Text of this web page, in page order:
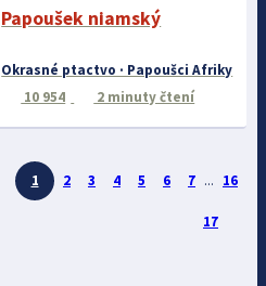
Papoušek niamský
Okrasné ptactvo · Papoušci Afriky
10 954
2 minuty čtení
1 2 3 4 5 6 7 ... 16
17